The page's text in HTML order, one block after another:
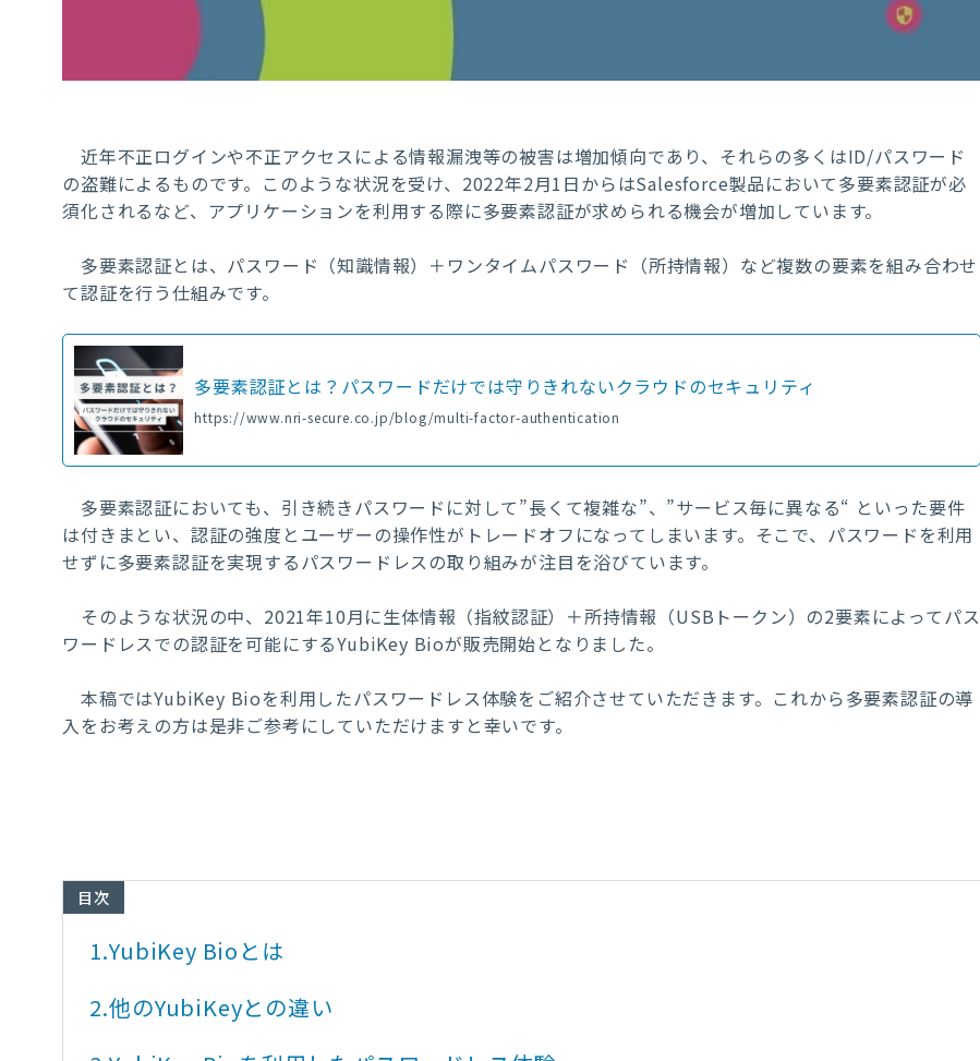
近年不正ログインや不正アクセスによる情報漏洩等の被害は増加傾向であり、それらの多くはID/パスワード
の盗難によるものです。このような状況を受け、2022年2月1日からはSalesforce製品において多要素認証が必
須化されるなど、アプリケーションを利用する際に多要素認証が求められる機会が増加しています。
多要素認証とは、パスワード（知識情報）＋ワンタイムパスワード（所持情報）など複数の要素を組み合わせ
て認証を行う仕組みです。
多要素認証とは？パスワードだけでは守りきれないクラウドのセキュリティ
https://www.nri-secure.co.jp/blog/multi-factor-authentication
多要素認証においても、引き続きパスワードに対して”長くて複雑な”、”サービス毎に異なる“ といった要件
は付きまとい、認証の強度とユーザーの操作性がトレードオフになってしまいます。そこで、パスワードを利用
せずに多要素認証を実現するパスワードレスの取り組みが注目を浴びています。
そのような状況の中、2021年10月に生体情報（指紋認証）＋所持情報（USBトークン）の2要素によってパス
ワードレスでの認証を可能にするYubiKey Bioが販売開始となりました。
本稿ではYubiKey Bioを利用したパスワードレス体験をご紹介させていただきます。これから多要素認証の導
入をお考えの方は是非ご参考にしていただけますと幸いです。
目次
1.YubiKey Bioとは
2.他のYubiKeyとの違い